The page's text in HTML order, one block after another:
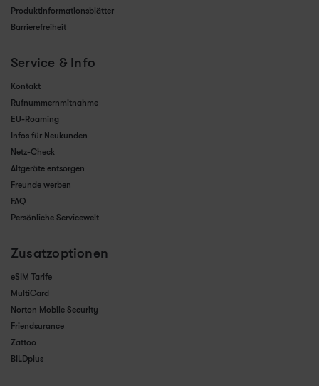
Produktinformationsblätter
Barrierefreiheit
Service & Info
Kontakt
Rufnummernmitnahme
EU-Roaming
Infos für Neukunden
Netz-Check
Altgeräte entsorgen
Freunde werben
FAQ
Persönliche Servicewelt
Zusatzoptionen
eSIM Tarife
MultiCard
Norton Mobile Security
Friendsurance
Zattoo
BILDplus